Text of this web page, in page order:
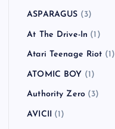
ASPARAGUS (3)
At The Drive-In (1)
Atari Teenage Riot (1)
ATOMIC BOY (1)
Authority Zero (3)
AVICII (1)